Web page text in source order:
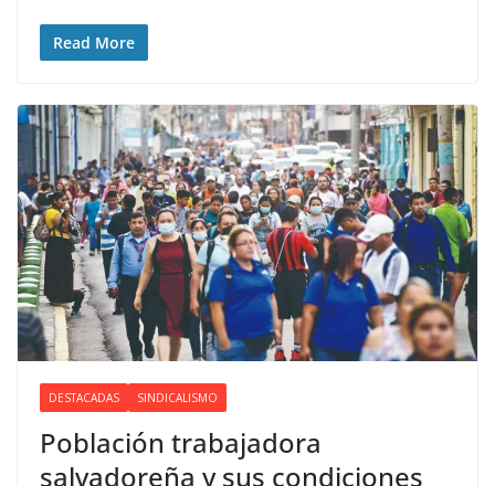
Read More
DESTACADAS SINDICALISMO
Población trabajadora
salvadoreña y sus condiciones